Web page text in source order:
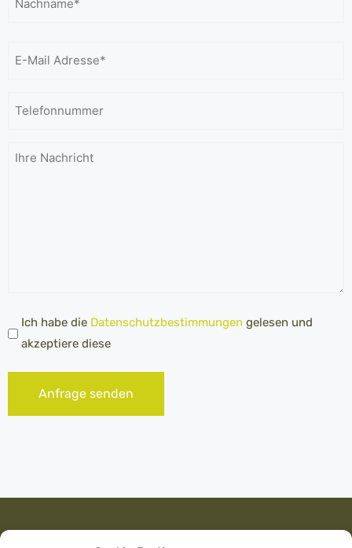
Telefonnummer
Ihre
Datenschutz *
Ich habe die Datenschutzbestimmungen gelesen und
akzeptiere diese
Anfrage senden